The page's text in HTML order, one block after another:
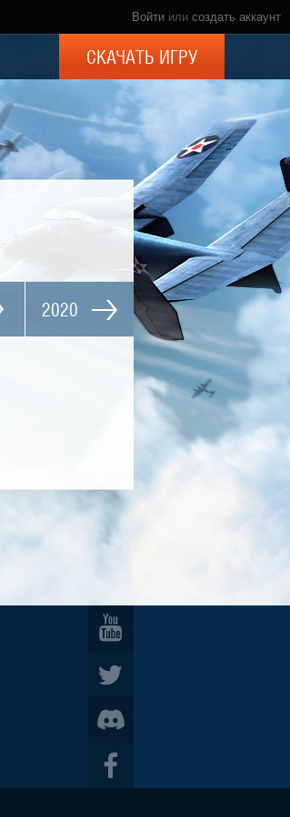
Войти или создать аккаунт
СКАЧАТЬ ИГРУ
2020